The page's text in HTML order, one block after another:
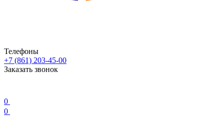
Телефоны
+7 (861) 203-45-00
Заказать звонок
0
0